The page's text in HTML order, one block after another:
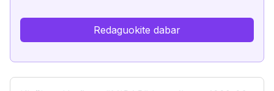
Redaguokite dabar